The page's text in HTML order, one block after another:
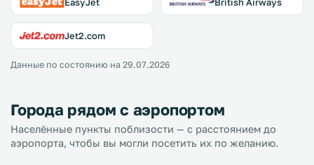
Jet2.com
Данные по состоянию на 29.07.2026
Города рядом с аэропортом
Населённые пункты поблизости — с расстоянием до
аэропорта, чтобы вы могли посетить их по желанию.